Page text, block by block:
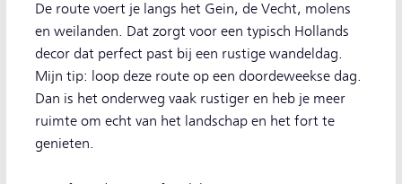
De route voert je langs het Gein, de Vecht, molens
en weilanden. Dat zorgt voor een typisch Hollands
decor dat perfect past bij een rustige wandeldag.
Mijn tip: loop deze route op een doordeweekse dag.
Dan is het onderweg vaak rustiger en heb je meer
ruimte om echt van het landschap en het fort te
genieten.